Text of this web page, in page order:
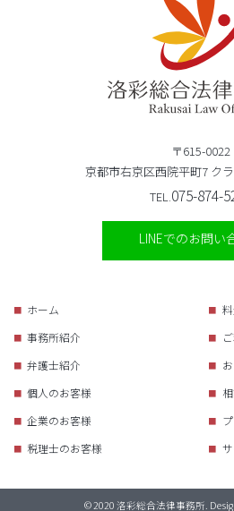
〒615-0022
京都市右京区西院平町7 ク
TEL.075-874-
LINEでのお問い
ホーム
事務所紹介
弁護士紹介
個人のお客様
企業のお客様
税理士のお客様
© 2020 洛彩総合法律事務所.